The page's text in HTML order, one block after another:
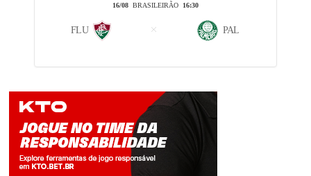
16/08BRASILEIRÃO 16:30
FLU PAL